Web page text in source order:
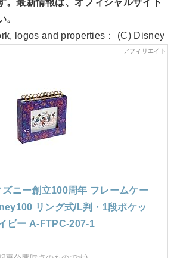
。
logos and properties： (C) Disney
ニー創立100周年 フレームケー
リング式/L判・1段ポケッ
ビー A-FTPC-207-1